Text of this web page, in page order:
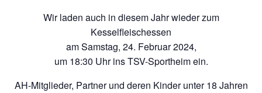
Wir laden auch in diesem Jahr wieder zum
Kesselfleischessen
am Samstag, 24. Februar 2024,
um 18:30 Uhr ins TSV-Sportheim ein.
AH-Mitglieder, Partner und deren Kinder unter 18 Jahren